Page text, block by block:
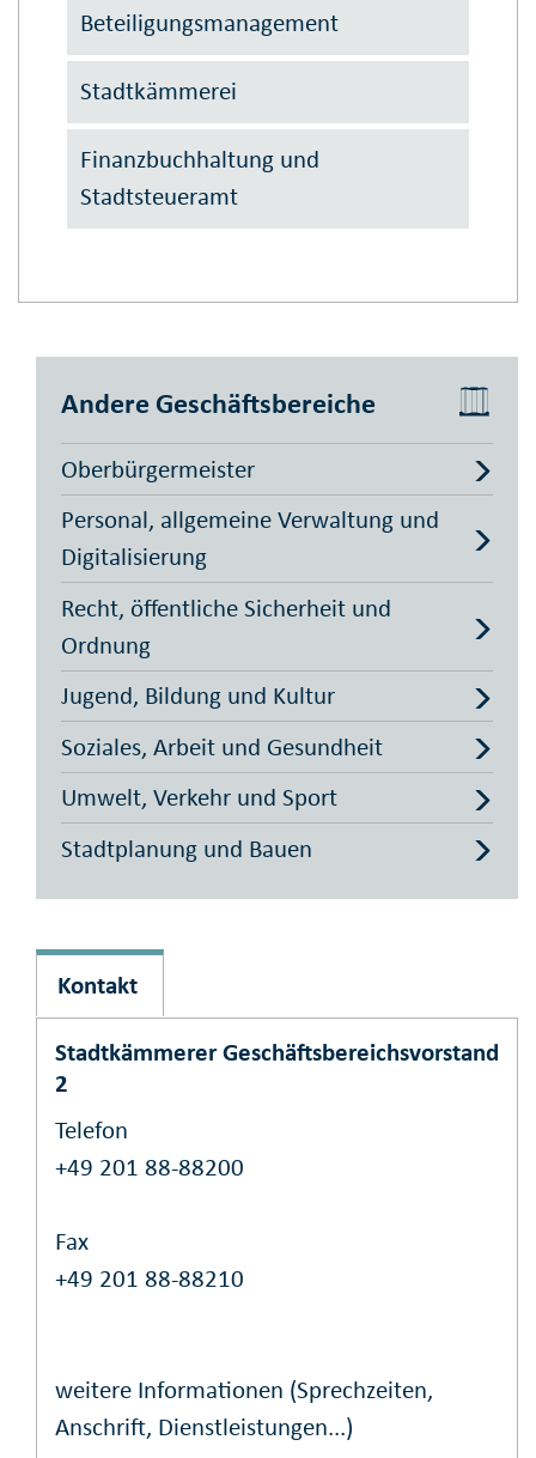
Beteiligungsmanagement
Stadtkämmerei
Finanzbuchhaltung und
Stadtsteueramt
Andere Geschäftsbereiche
Oberbürgermeister
Personal, allgemeine Verwaltung und
Digitalisierung
Recht, öffentliche Sicherheit und
Ordnung
Jugend, Bildung und Kultur
Soziales, Arbeit und Gesundheit
Umwelt, Verkehr und Sport
Stadtplanung und Bauen
Kontakt
Stadtkämmerer Geschäftsbereichsvorstand
2
Telefon
+49 201 88-88200
Fax
+49 201 88-88210
weitere Informationen (Sprechzeiten,
Anschrift, Dienstleistungen...)